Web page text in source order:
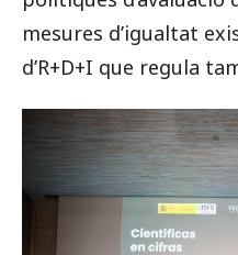
mesures d’igualtat
d’R+D+I que regula